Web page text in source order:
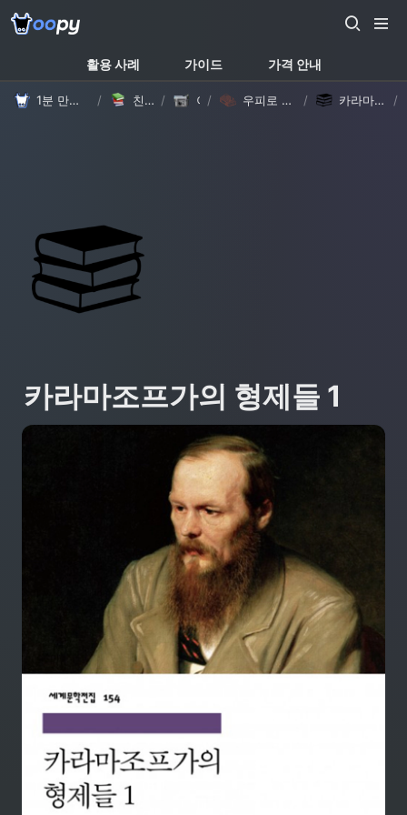
활용 사례 가이드 가격 안내
1분 만에 만드는 노션 웹사이트, 우피! / 친절한 가이드 / 이야기/ 우피로 나만의 독서 기록 남기기 / 카라마조프가의 형제들 1 /
카라마조프가의 형제들 1